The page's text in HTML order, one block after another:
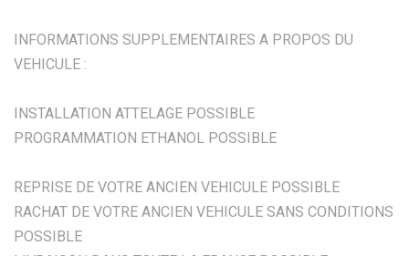
INFORMATIONS SUPPLEMENTAIRES A PROPOS DU
VEHICULE :
INSTALLATION ATTELAGE POSSIBLE
PROGRAMMATION ETHANOL POSSIBLE
REPRISE DE VOTRE ANCIEN VEHICULE POSSIBLE
RACHAT DE VOTRE ANCIEN VEHICULE SANS CONDITIONS
POSSIBLE